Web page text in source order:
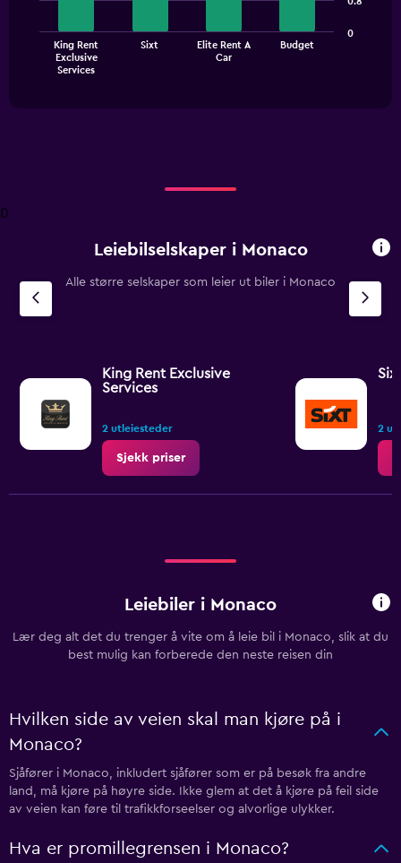
The
chart
1
Y
axis
to
2.4.
King Rent
Exclusive
Services
Sixt
Elite Rent A
Car
Budget
0
0
Leiebilselskaper i Monaco
Alle større selskaper som leier ut biler i Monaco
King Rent Exclusive
Services
2 utleiesteder
Sjekk priser
Sixt
2
Leiebiler i Monaco
Lær deg alt det du trenger å vite om å leie bil i Monaco, slik at du
best mulig kan forberede den neste reisen din
Hvilken side av veien skal man kjøre på i
Monaco?
Sjåfører i Monaco, inkludert sjåfører som er på besøk fra andre
land, må kjøre på høyre side. Ikke glem at det å kjøre på feil side
av veien kan føre til trafikkforseelser og alvorlige ulykker.
Hva er promillegrensen i Monaco?